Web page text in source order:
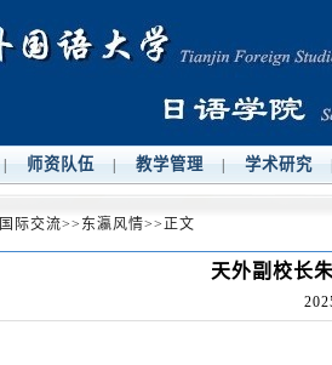
师资队伍 教学管理 学术研究
国际交流>> 东瀛风情>>正文
天外副校长